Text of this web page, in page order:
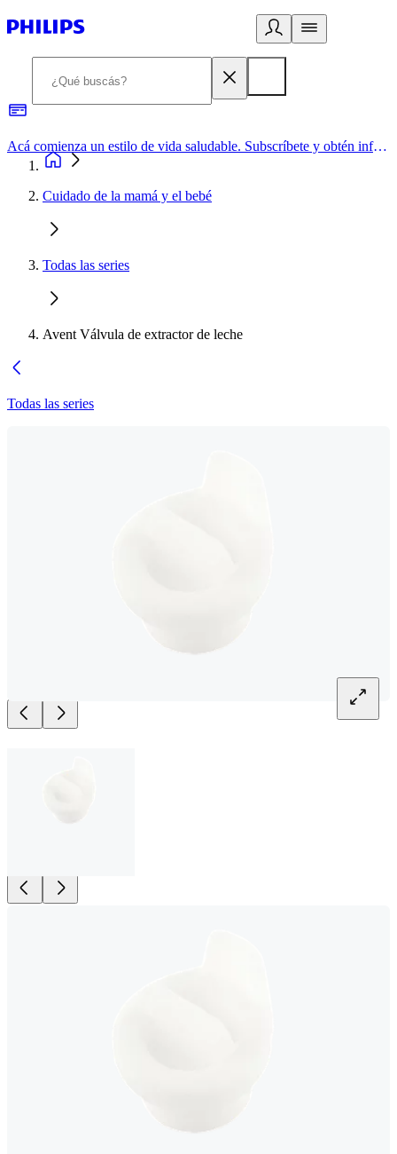
Acá comienza un estilo de vida saludable. Subscríbete y obtén información de primera mano
Cuidado de la mamá y el bebé
Todas las series
Avent Válvula de extractor de leche
Todas las series